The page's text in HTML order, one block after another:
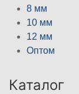
8 мм
10 мм
12 мм
Оптом
Каталог